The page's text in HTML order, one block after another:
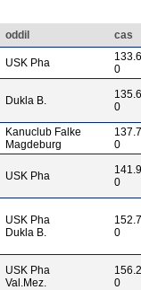
oddil cas
USK Pha
0
Dukla B.
0
Kanuclub Falke
Magdeburg
137.7
0
USK Pha
0
USK Pha
Dukla B.
152.7
0
USK Pha
Val.Mez.
0